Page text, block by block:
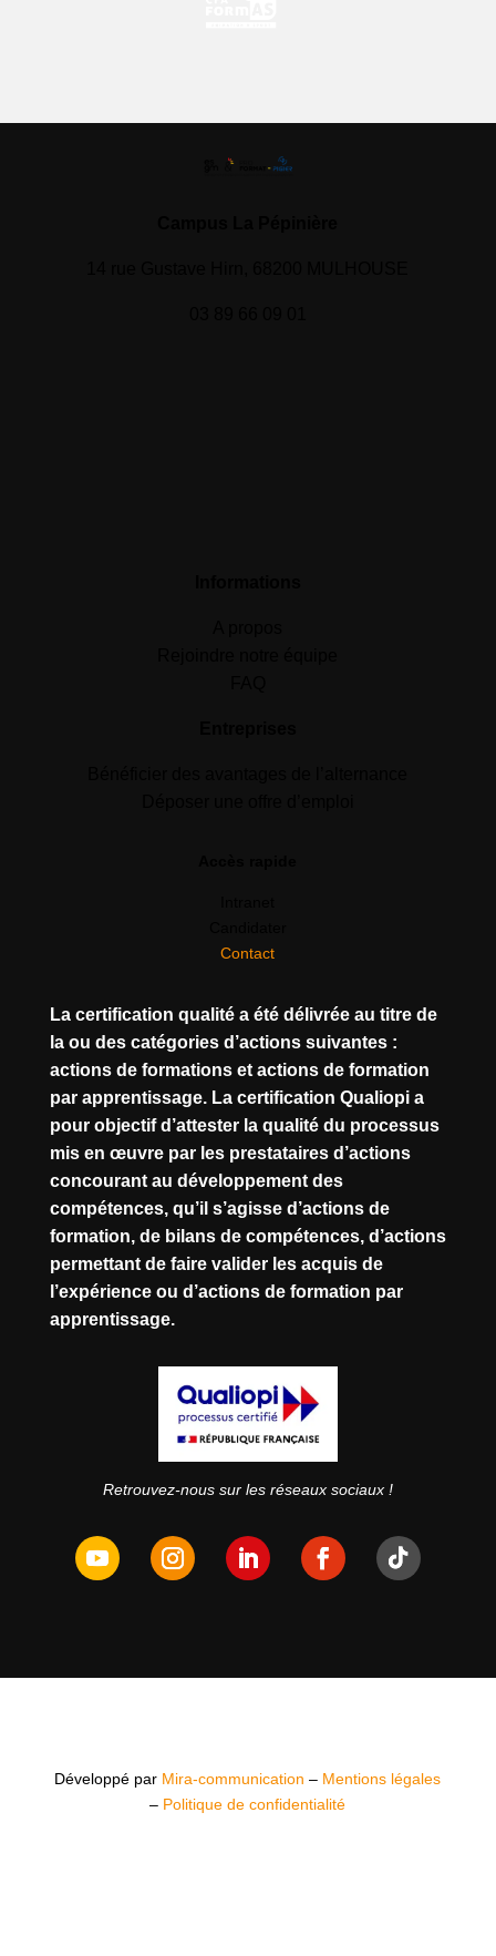
Contact
La certification qualité a été délivrée au titre de
la ou des catégories d’actions suivantes :
actions de formations et actions de formation
par apprentissage. La certification Qualiopi a
pour objectif d’attester la qualité du processus
mis en œuvre par les prestataires d’actions
concourant au développement des
compétences, qu’il s’agisse d’actions de
formation, de bilans de compétences, d’actions
permettant de faire valider les acquis de
l’expérience ou d’actions de formation par
apprentissage.
Retrouvez-nous sur les réseaux sociaux !
Développé par Mira-communication – Mentions légales
– Politique de confidentialité